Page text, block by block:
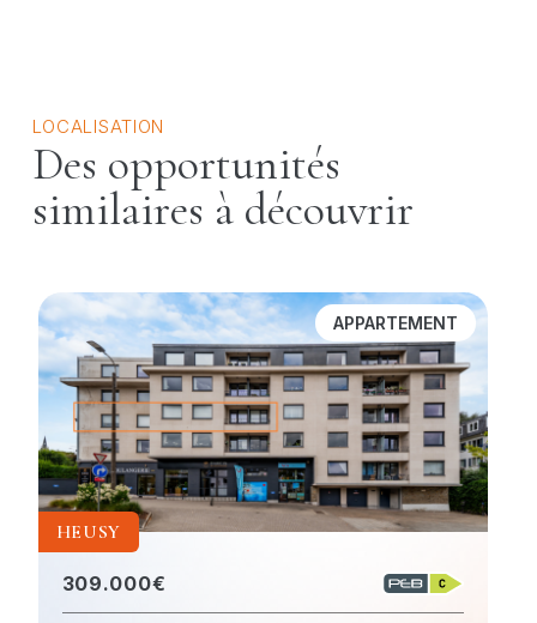
LOCALISATION
Des opportunités
similaires à découvrir
APPARTEMENT
HEUSY
309.000€